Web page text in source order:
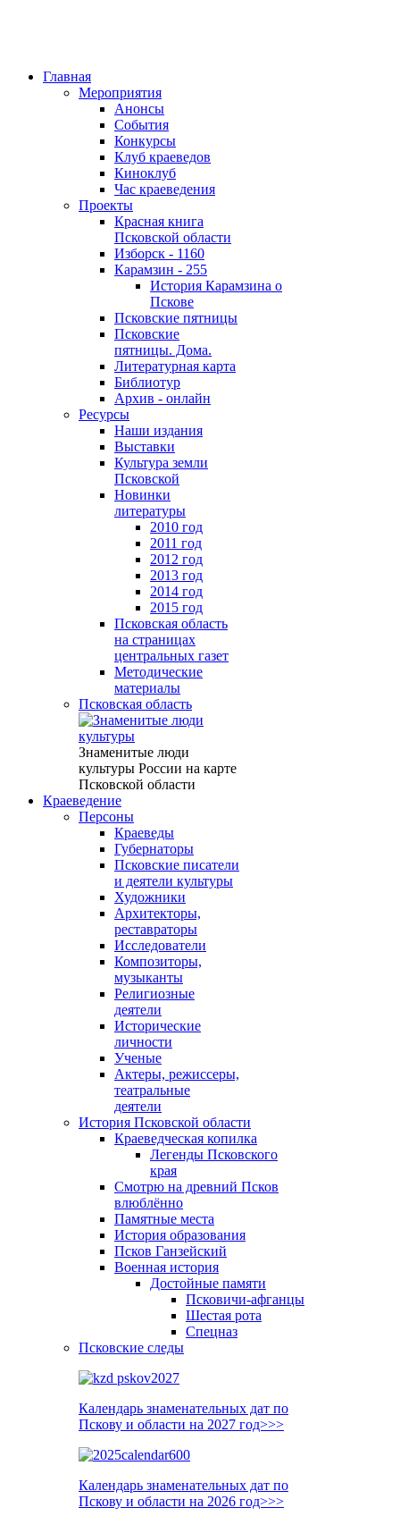
Главная
Мероприятия
Анонсы
События
Конкурсы
Клуб краеведов
Киноклуб
Час краеведения
Проекты
Красная книга
Псковской области
Изборск - 1160
Карамзин - 255
История Карамзина о
Пскове
Псковские пятницы
Псковские
пятницы. Дома.
Литературная карта
Библиотур
Архив - онлайн
Ресурсы
Наши издания
Выставки
Культура земли
Псковской
Новинки
литературы
2010 год
2011 год
2012 год
2013 год
2014 год
2015 год
Псковская область
на страницах
центральных газет
Методические
материалы
Псковская область
Знаменитые люди
культуры России на карте
Псковской области
Краеведение
Персоны
Краеведы
Губернаторы
Псковские писатели
и деятели культуры
Художники
Архитекторы,
реставраторы
Исследователи
Композиторы,
музыканты
Религиозные
деятели
Исторические
личности
Ученые
Актеры, режиссеры,
театральные
деятели
История Псковской области
Краеведческая копилка
Легенды Псковского
края
Смотрю на древний Псков
влюблённо
Памятные места
История образования
Псков Ганзейский
Военная история
Достойные памяти
Псковичи-афганцы
Шестая рота
Спецназ
Псковские следы
Календарь знаменательных дат по
Пскову и области на 2027 год>>>
Календарь знаменательных дат по
Пскову и области на 2026 год>>>